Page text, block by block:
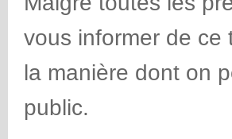
vous informer de ce
la manière dont on
public.